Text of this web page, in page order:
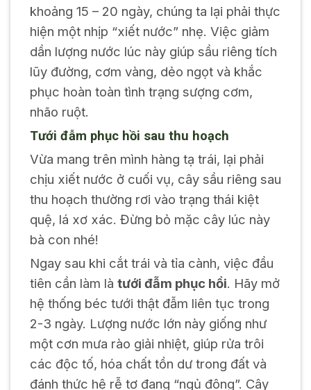
khoảng 15 – 20 ngày, chúng ta lại phải thực
hiện một nhịp “xiết nước” nhẹ. Việc giảm
dần lượng nước lúc này giúp sầu riêng tích
lũy đường, cơm vàng, dẻo ngọt và khắc
phục hoàn toàn tình trạng sượng cơm,
nhão ruột.
Tưới đẫm phục hồi sau thu hoạch
Vừa mang trên mình hàng tạ trái, lại phải
chịu xiết nước ở cuối vụ, cây sầu riêng sau
thu hoạch thường rơi vào trạng thái kiệt
quệ, lá xơ xác. Đừng bỏ mặc cây lúc này
bà con nhé!
Ngay sau khi cắt trái và tỉa cành, việc đầu
tiên cần làm là tưới đẫm phục hồi. Hãy mở
hệ thống béc tưới thật đẫm liên tục trong
2-3 ngày. Lượng nước lớn này giống như
một cơn mưa rào giải nhiệt, giúp rửa trôi
các độc tố, hóa chất tồn dư trong đất và
đánh thức hệ rễ tơ đang “ngủ đông”. Cây